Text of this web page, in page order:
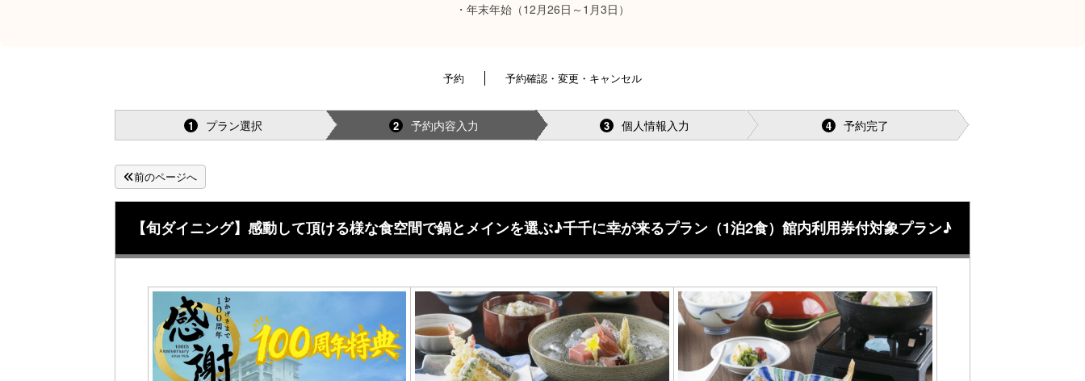
・年末年始（12月26日～1月3日）
予約 予約確認・変更・キャンセル
1 プラン選択 2 予約内容入力 3 個人情報入力 4 予約完了
前のページへ
【旬ダイニング】感動して頂ける様な食空間で鍋とメインを選ぶ♪千千に幸が来るプラン（1泊2食）館内利用券付対象プラン♪